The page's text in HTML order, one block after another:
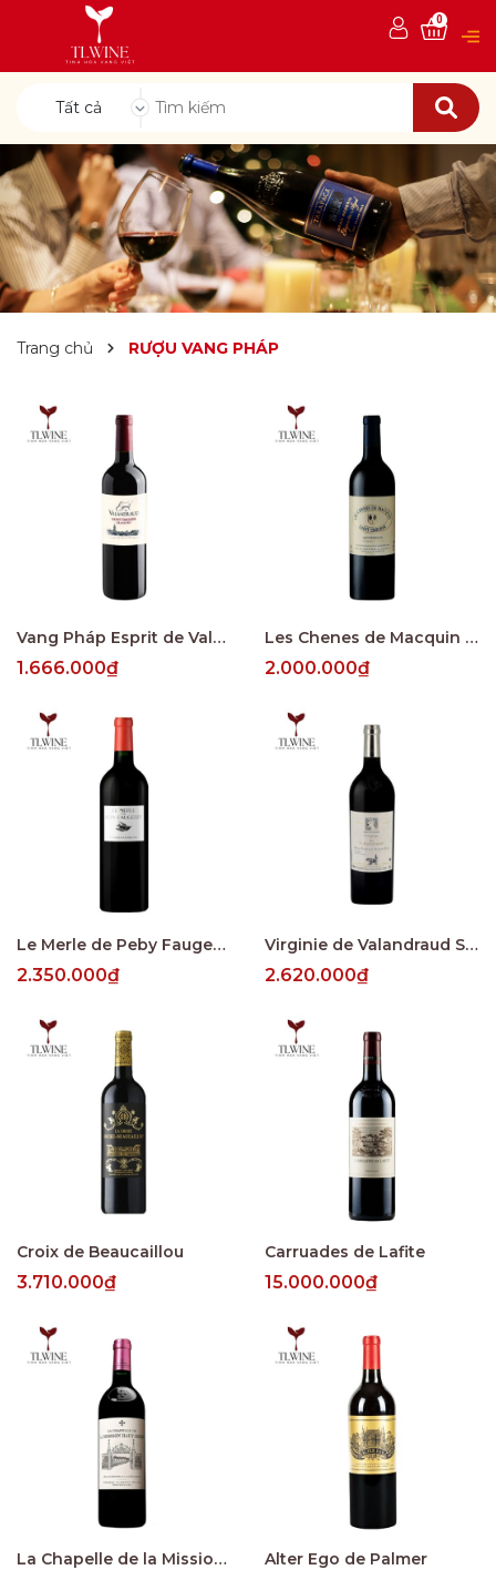
Tất cả
0
Trang chủ RƯỢU VANG PHÁP
Vang Pháp Esprit de Valandraud Saint Emillion
1.666.000₫
Les Chenes de Macquin Saint-Emilion Grand Cru
2.000.000₫
Le Merle de Peby Faugeres, Saint-Emilion Grand Cru
2.350.000₫
Virginie de Valandraud Saint-Emilion Grand Cru
2.620.000₫
Croix de Beaucaillou
3.710.000₫
Carruades de Lafite
15.000.000₫
La Chapelle de la Mission Haut-Brion Alter Ego de Palmer